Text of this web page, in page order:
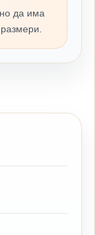
да има